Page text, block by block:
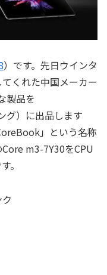
）です。先日ウインタ
くれた中国メーカー
製品を
グ）に出品します
」という名称
m3-7Y30をCPU
。